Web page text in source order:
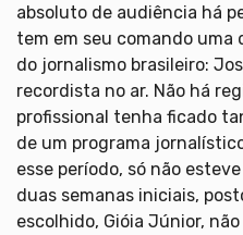
absoluto de audiência há
tem em seu comando uma
do jornalismo brasileiro:
recordista no ar. Não há
profissional tenha ficado
de um programa
esse período, só não
duas semanas iniciais,
escolhido, Gióia Júnior,